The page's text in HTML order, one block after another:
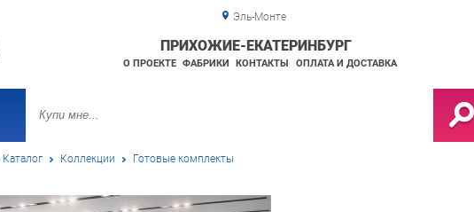
Эль-Монте
ПРИХОЖИЕ-ЕКАТЕРИНБУРГ
О ПРОЕКТЕ ФАБРИКИ КОНТАКТЫ ОПЛАТА И ДОСТАВКА
Каталог Коллекции Готовые комплекты